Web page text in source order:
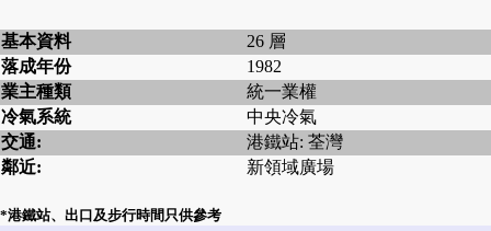
基本資料
26 層
落成年份
1982
業主種類
統一業權
冷氣系統
中央冷氣
交通:
港鐵站: 荃灣
鄰近:
新領域廣場
*港鐵站、出口及步行時間只供參考